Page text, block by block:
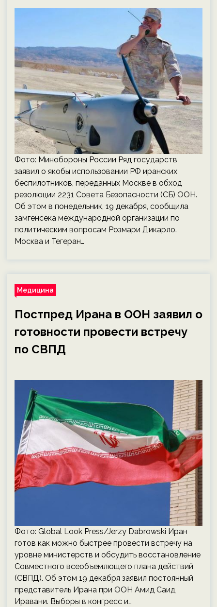
Фото: Минобороны России Ряд государств
заявил о якобы использовании РФ иранских
беспилотников, переданных Москве в обход
резолюции 2231 Совета Безопасности (СБ) ООН.
Об этом в понедельник, 19 декабря, сообщила
замгенсека международной организации по
политическим вопросам Розмари Дикарло.
Москва и Тегеран…
Медицина
Постпред Ирана в ООН заявил о
готовности провести встречу
по СВПД
Фото: Global Look Press/Jerzy Dabrowski Иран
готов как можно быстрее провести встречу на
уровне министерств и обсудить восстановление
Совместного всеобъемлющего плана действий
(СВПД). Об этом 19 декабря заявил постоянный
представитель Ирана при ООН Амид Саид
Иравани. Выборы в конгресс и…